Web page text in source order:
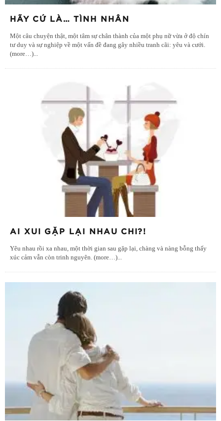
HÃY CỨ LÀ… TÌNH NHÂN
Một câu chuyện thật, một tâm sự chân thành của một phụ nữ vừa ở độ chín
tư duy và sự nghiệp về một vấn đề đang gây nhiều tranh cãi: yêu và cưới.
(more…)...
AI XUI GẶP LẠI NHAU CHI?!
Yêu nhau rồi xa nhau, một thời gian sau gặp lại, chàng và nàng bỗng thấy
xúc cảm vẫn còn trinh nguyên. (more…)...